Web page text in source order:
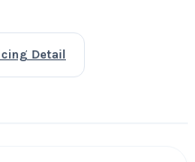
Detail